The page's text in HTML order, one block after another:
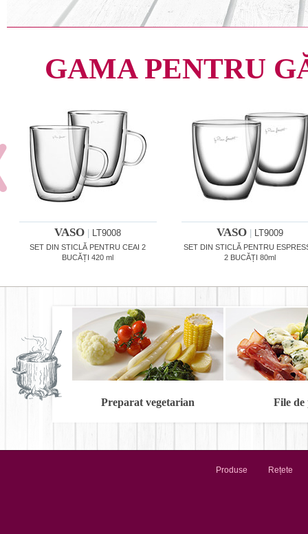
GAMA PENTRU
VASO LT9008
SET DIN STICLĂ PENTRU CEAI 2
BUCĂȚI 420 ml
VASO LT9009
SET DIN STICLĂ PENTRU
2 BUCĂȚI 80ml
Preparat vegetarian File de
Produse Rețete